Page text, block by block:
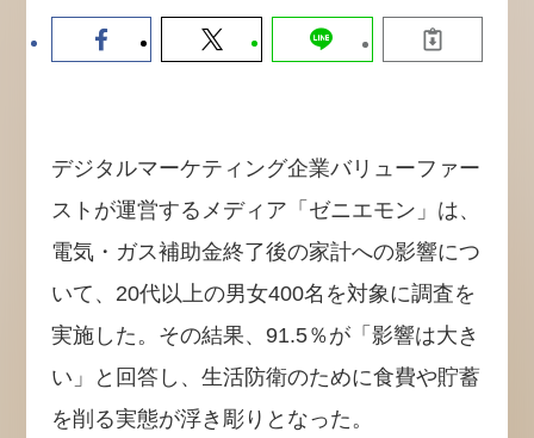
2026-08-07
デジタルマーケティング企業バリューファー
ストが運営するメディア「ゼニエモン」は、
電気・ガス補助金終了後の家計への影響につ
いて、20代以上の男女400名を対象に調査を
実施した。その結果、91.5％が「影響は大き
い」と回答し、生活防衛のために食費や貯蓄
を削る実態が浮き彫りとなった。